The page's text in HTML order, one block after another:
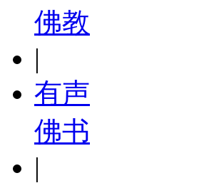
佛教
|
有声
佛书
|